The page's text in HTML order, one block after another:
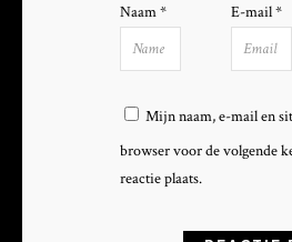
Naam* E-mail*
Mijn naam, e-mail en
browser voor de volgende
reactie plaats.